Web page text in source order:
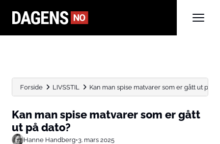
Forside LIVSSTIL Kan man spise matvarer som er gått ut på
Kan man spise matvarer som er gått
ut på dato?
Hanne Handberg•3. mars 2025